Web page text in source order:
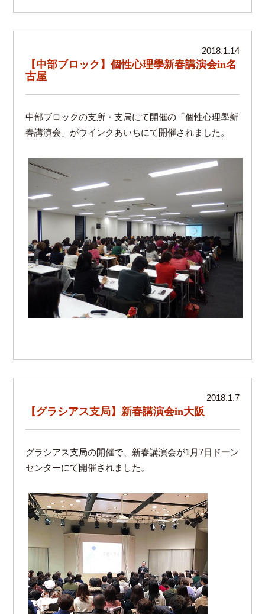
2018.1.14
【中部ブロック】個性心理學新春講演会in名
古屋
中部ブロックの支所・支局にて開催の「個性心理學新
春講演会」がウインクあいちにて開催されました。
2018.1.7
【グラシアス支局】新春講演会in大阪
グラシアス支局の開催で、新春講演会が1月7日ドーン
センターにて開催されました。